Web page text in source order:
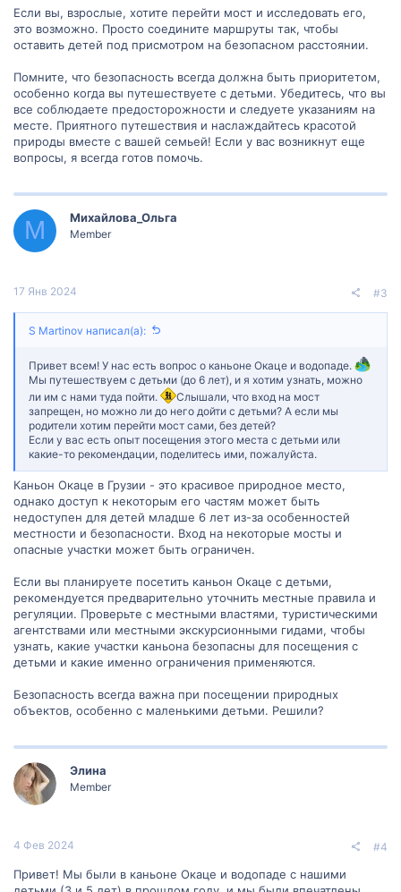
Если вы, взрослые, хотите перейти мост и исследовать его,
это возможно. Просто соедините маршруты так, чтобы
оставить детей под присмотром на безопасном расстоянии.
Помните, что безопасность всегда должна быть приоритетом,
особенно когда вы путешествуете с детьми. Убедитесь, что вы
все соблюдаете предосторожности и следуете указаниям на
месте. Приятного путешествия и наслаждайтесь красотой
природы вместе с вашей семьей! Если у вас возникнут еще
вопросы, я всегда готов помочь.
М Михайлова_Ольга
Member
17 Янв 2024 #3
S Martinov написал(а):
Привет всем! У нас есть вопрос о каньоне Окаце и водопаде.
Мы путешествуем с детьми (до 6 лет), и я хотим узнать, можно
ли им с нами туда пойти.
Слышали, что вход на мост
запрещен, но можно ли до него дойти с детьми? А если мы
родители хотим перейти мост сами, без детей?
Если у вас есть опыт посещения этого места с детьми или
какие-то рекомендации, поделитесь ими, пожалуйста.
Каньон Окаце в Грузии - это красивое природное место,
однако доступ к некоторым его частям может быть
недоступен для детей младше 6 лет из-за особенностей
местности и безопасности. Вход на некоторые мосты и
опасные участки может быть ограничен.
Если вы планируете посетить каньон Окаце с детьми,
рекомендуется предварительно уточнить местные правила и
регуляции. Проверьте с местными властями, туристическими
агентствами или местными экскурсионными гидами, чтобы
узнать, какие участки каньона безопасны для посещения с
детьми и какие именно ограничения применяются.
Безопасность всегда важна при посещении природных
объектов, особенно с маленькими детьми. Решили?
Элина
Member
4 Фев 2024 #4
Привет! Мы были в каньоне Окаце и водопаде с нашими